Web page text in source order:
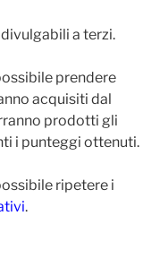
a terzi.
prendere
acquisiti dal
prodotti gli
i punteggi ottenuti.
ripetere i
.